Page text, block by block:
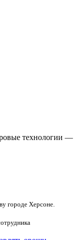
технологии —
городе Херсоне.